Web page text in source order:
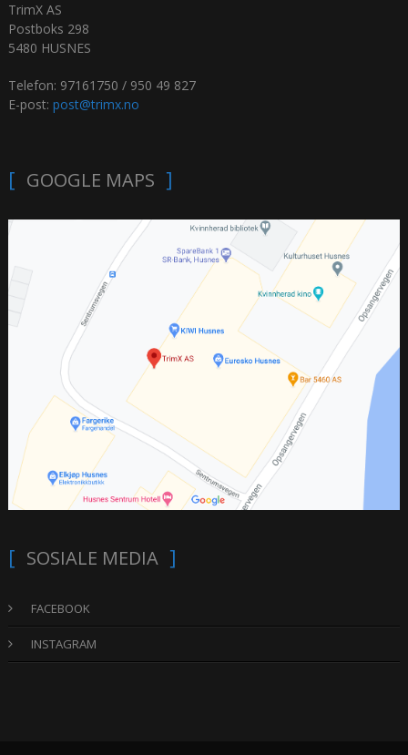
TrimX AS
Postboks 298
5480 HUSNES
Telefon: 97161750 / 950 49 827
E-post: post@trimx.no
GOOGLE MAPS
SOSIALE MEDIA
FACEBOOK
INSTAGRAM